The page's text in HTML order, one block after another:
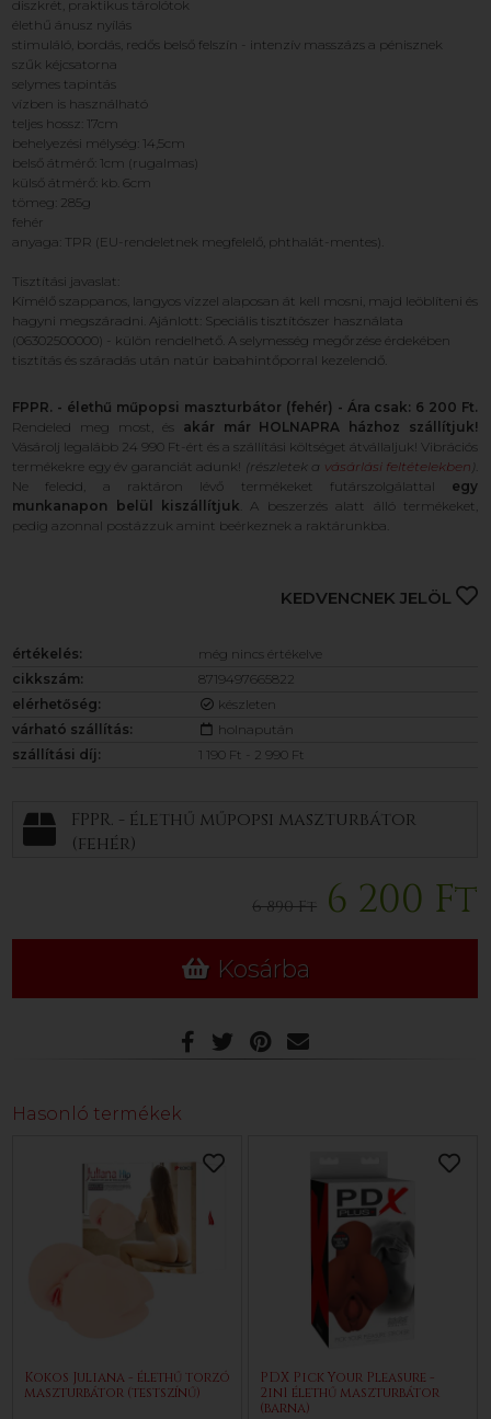
diszkrét, praktikus tárolótok
élethű ánusz nyílás
stimuláló, bordás, redős belső felszín - intenzív masszázs a pénisznek
szűk kéjcsatorna
selymes tapintás
vízben is használható
teljes hossz: 17cm
behelyezési mélység: 14,5cm
belső átmérő: 1cm (rugalmas)
külső átmérő: kb. 6cm
tömeg: 285g
fehér
anyaga: TPR (EU-rendeletnek megfelelő, phthalát-mentes).
Tisztítási javaslat:
Kímélő szappanos, langyos vízzel alaposan át kell mosni, majd leöblíteni és
hagyni megszáradni. Ajánlott: Speciális tisztítószer használata
(06302500000) - külön rendelhető. A selymesség megőrzése érdekében
tisztítás és száradás után natúr babahintőporral kezelendő.
FPPR. - élethű műpopsi maszturbátor (fehér) - Ára csak: 6 200 Ft.
Rendeled meg most, és akár már HOLNAPRA házhoz szállítjuk!
Vásárolj legalább 24 990 Ft-ért és a szállítási költséget átvállaljuk! Vibrációs
termékekre egy év garanciát adunk! (részletek a vásárlási feltételekben )
Ne feledd, a raktáron lévő termékeket futárszolgálattal egy
munkanapon belül kiszállítjuk . A beszerzés alatt álló termékeket,
pedig azonnal postázzuk amint beérkeznek a raktárunkba.
KEDVENCNEK JELÖL
értékelés:
még nincs értékelve
cikkszám:
8719497665822
elérhetőség:
készleten
várható szállítás:
holnapután
szállítási díj:
1 190 Ft - 2 990 Ft
FPPR. - élethű műpopsi maszturbátor
(fehér)
6 890 Ft 6 200 Ft
Kosárba
Hasonló termékek
Kokos Juliana - élethű torzó
maszturbátor (testszínű)
PDX Pick Your Pleasure -
2in1 élethű maszturbátor
(barna)